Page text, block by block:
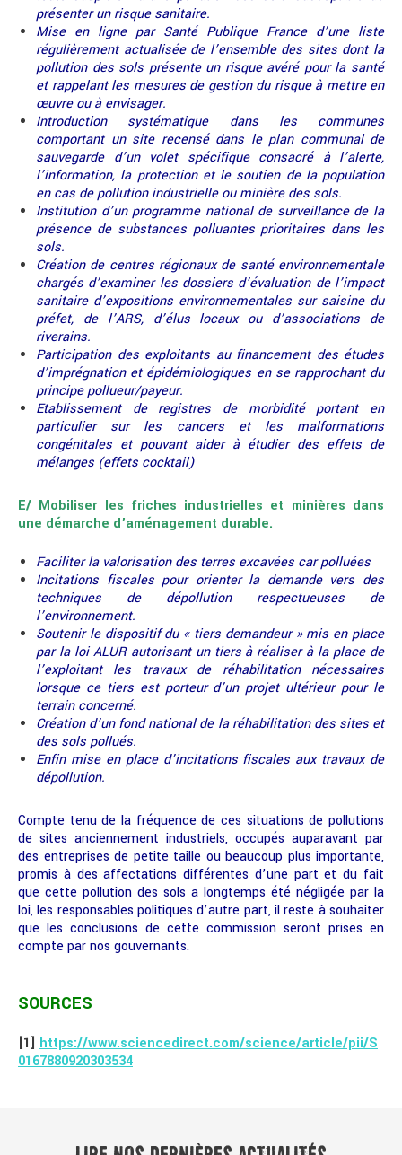
présenter un risque sanitaire.
Mise en ligne par Santé Publique France d’une liste
régulièrement actualisée de l’ensemble des sites dont la
pollution des sols présente un risque avéré pour la santé
et rappelant les mesures de gestion du risque à mettre en
œuvre ou à envisager.
Introduction systématique dans les communes
comportant un site recensé dans le plan communal de
sauvegarde d’un volet spécifique consacré à l’alerte,
l’information, la protection et le soutien de la population
en cas de pollution industrielle ou minière des sols.
Institution d’un programme national de surveillance de la
présence de substances polluantes prioritaires dans les
sols.
Création de centres régionaux de santé environnementale
chargés d’examiner les dossiers d’évaluation de l’impact
sanitaire d’expositions environnementales sur saisine du
préfet, de l’ARS, d’élus locaux ou d’associations de
riverains.
Participation des exploitants au financement des études
d’imprégnation et épidémiologiques en se rapprochant du
principe pollueur/payeur.
Etablissement de registres de morbidité portant en
particulier sur les cancers et les malformations
congénitales et pouvant aider à étudier des effets de
mélanges (effets cocktail)
E/ Mobiliser les friches industrielles et minières dans
une démarche d’aménagement durable.
Faciliter la valorisation des terres excavées car polluées
Incitations fiscales pour orienter la demande vers des
techniques de dépollution respectueuses de
l’environnement.
Soutenir le dispositif du « tiers demandeur » mis en place
par la loi ALUR autorisant un tiers à réaliser à la place de
l’exploitant les travaux de réhabilitation nécessaires
lorsque ce tiers est porteur d’un projet ultérieur pour le
terrain concerné.
Création d’un fond national de la réhabilitation des sites et
des sols pollués.
Enfin mise en place d’incitations fiscales aux travaux de
dépollution.
Compte tenu de la fréquence de ces situations de pollutions
de sites anciennement industriels, occupés auparavant par
des entreprises de petite taille ou beaucoup plus importante,
promis à des affectations différentes d’une part et du fait
que cette pollution des sols a longtemps été négligée par la
loi, les responsables politiques d’autre part, il reste à souhaiter
que les conclusions de cette commission seront prises en
compte par nos gouvernants.
SOURCES
[1] https://www.sciencedirect.com/science/article/pii/S
0167880920303534